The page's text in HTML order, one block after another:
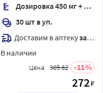
Дозировка 450 мг + 300 мг
30 шт в уп.
Доставим в аптекузавтра
В наличии
Цена: 305.62 11
272₽